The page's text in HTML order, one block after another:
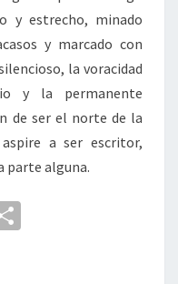
y estrecho, minado
y marcado con
la voracidad
y la permanente
de ser el norte de la
a ser escritor,
parte alguna.